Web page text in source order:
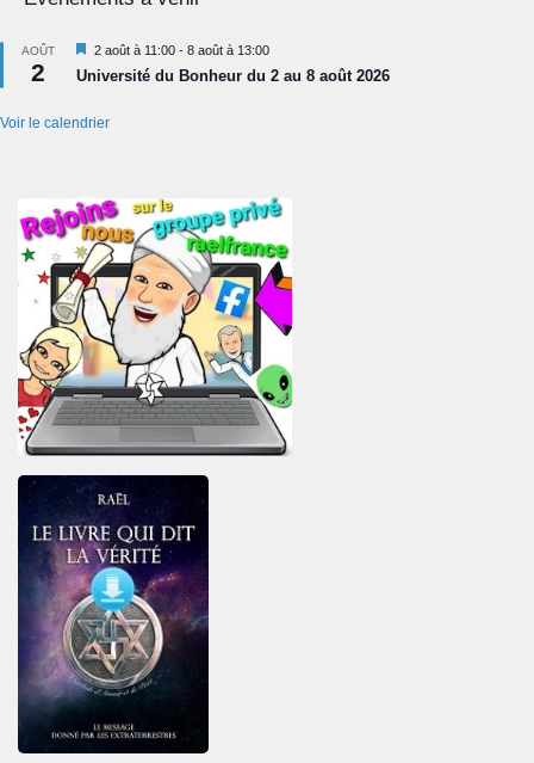
AOÛT
2
Mis
en
avant
2 août à 11:00 - 8 août à 13:00
Université du Bonheur du 2 au 8 août 2026
Voir le calendrier